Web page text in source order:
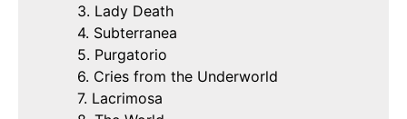
3. Lady Death
4. Subterranea
5. Purgatorio
6. Cries from the Underworld
7. Lacrimosa